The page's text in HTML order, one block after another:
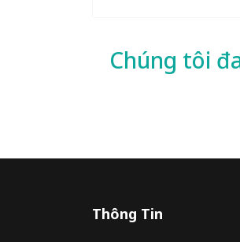
Chúng tôi
Thông Tin